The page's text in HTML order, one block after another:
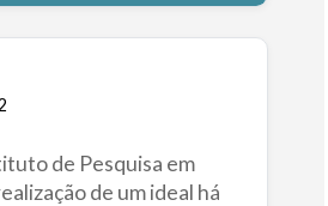
de Pesquisa em
de um ideal há